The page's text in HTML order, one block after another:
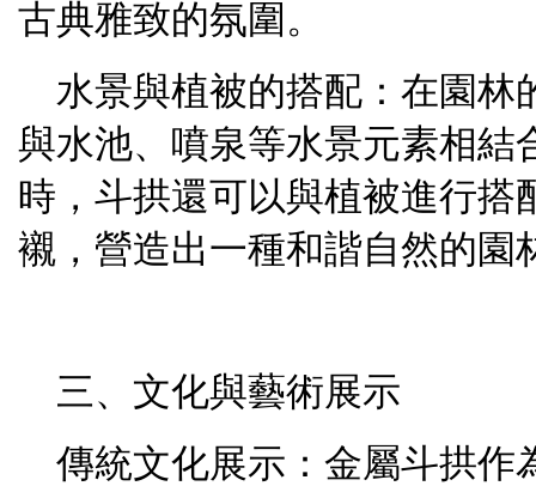
古典雅致的氛圍。
水景與植被的搭配：在園林
與水池、噴泉等水景元素相結
時，斗拱還可以與植被進行
襯，營造出一種和諧自然的園
三、文化與藝術展示
傳統文化展示：金屬斗拱作